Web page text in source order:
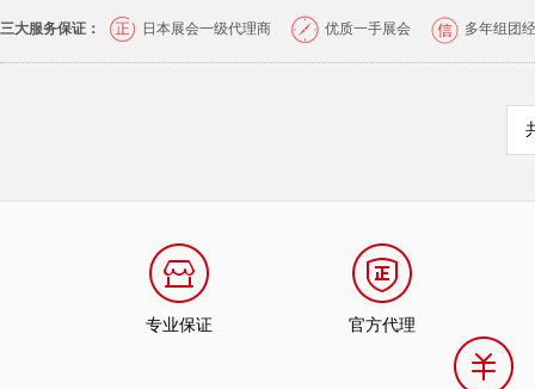
三大服务保证： 日本展会一级代理商 优质一手展会 多年组团
专业保证 官方代理